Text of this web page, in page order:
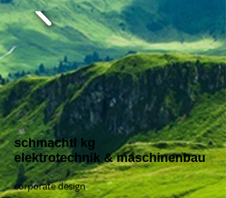
schmachtl kg
elektrotechnik & maschinenbau
corporate design